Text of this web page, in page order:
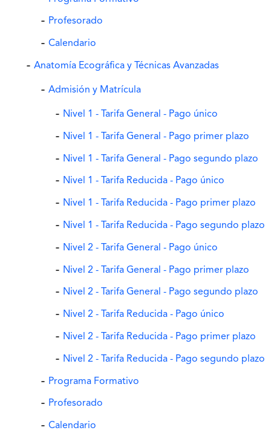
Profesorado
Calendario
Anatomía Ecográfica y Técnicas Avanzadas
Admisión y Matrícula
Nivel 1 - Tarifa General - Pago único
Nivel 1 - Tarifa General - Pago primer plazo
Nivel 1 - Tarifa General - Pago segundo plazo
Nivel 1 - Tarifa Reducida - Pago único
Nivel 1 - Tarifa Reducida - Pago primer plazo
Nivel 1 - Tarifa Reducida - Pago segundo plazo
Nivel 2 - Tarifa General - Pago único
Nivel 2 - Tarifa General - Pago primer plazo
Nivel 2 - Tarifa General - Pago segundo plazo
Nivel 2 - Tarifa Reducida - Pago único
Nivel 2 - Tarifa Reducida - Pago primer plazo
Nivel 2 - Tarifa Reducida - Pago segundo plazo
Programa Formativo
Profesorado
Calendario